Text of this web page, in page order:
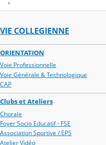
›
VIE COLLEGIENNE
ORIENTATION
Voie Professionnelle
Voie Générale & Technologique
CAP
Clubs et Ateliers
Chorale
Foyer Socio Educatif - FSE
Association Sportive / EPS
Atelier Vidéo